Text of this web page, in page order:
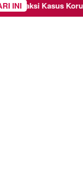
INI
Korupsi Bibit Nanas